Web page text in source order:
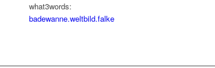
what3words:
badewanne.weltbild.falke